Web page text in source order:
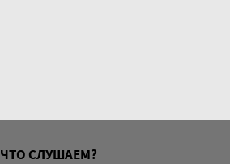
ЧТО СЛУШАЕМ?